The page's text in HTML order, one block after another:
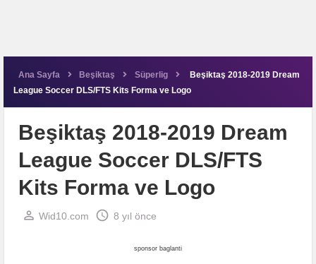
Ana Sayfa Beşiktaş Süperlig
Beşiktaş 2018-2019 Dream
League Soccer DLS/FTS Kits Forma ve Logo
Beşiktaş 2018-2019 Dream
League Soccer DLS/FTS
Kits Forma ve Logo
perm_identity Wid10.com schedule 8 yıl önce
sponsor baglanti